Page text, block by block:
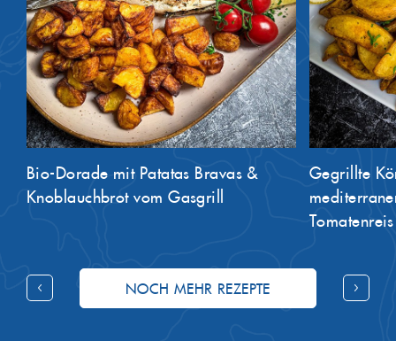
Bio-Dorade mit Patatas Bravas &
Knoblauchbrot vom Gasgrill
Gegrillte
Tomatenreis
NOCH MEHR REZEPTE